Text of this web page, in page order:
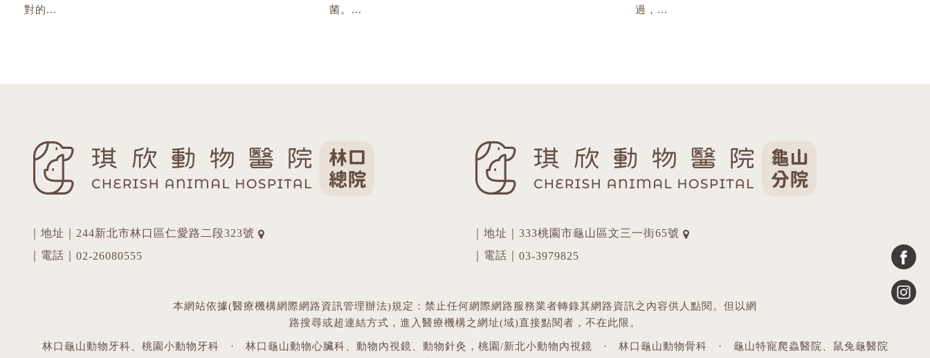
對的...
菌。...
過，...
｜地址｜244新北市林口區仁愛路二段323號
｜電話｜ 02-26080555
｜地址｜333桃園市龜山區文三一街65號
｜電話｜ 03-3979825
本網站依據(醫療機構網際網路資訊管理辦法)規定：禁止任何網際網路服務業者轉錄其網路資訊之內容供人點閱。但以網
路搜尋或超連結方式，進入醫療機構之網址(域)直接點閱者，不在此限。
林口龜山動物牙科、桃園小動物牙科 · 林口龜山動物心臟科、動物內視鏡、動物針灸，桃園/新北小動物內視鏡 · 林口龜山動物骨科 · 龜山特寵爬蟲醫院、鼠兔龜醫院